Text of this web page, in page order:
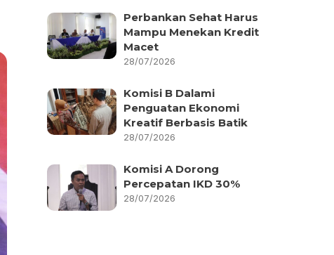
Perbankan Sehat Harus
Mampu Menekan Kredit
Macet
28/07/2026
Komisi B Dalami
Penguatan Ekonomi
Kreatif Berbasis Batik
28/07/2026
Komisi A Dorong
Percepatan IKD 30%
28/07/2026